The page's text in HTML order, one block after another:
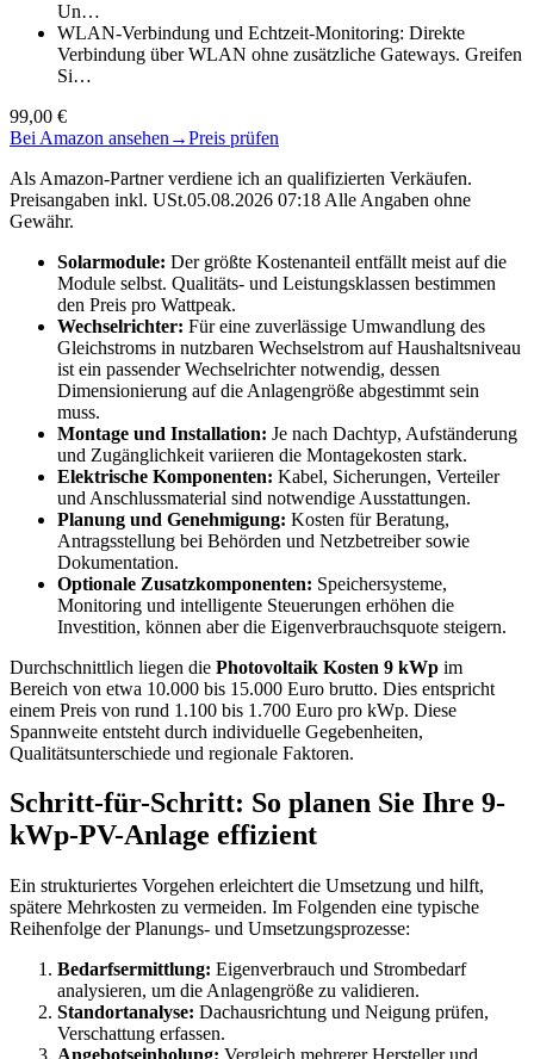
Un…
WLAN-Verbindung und Echtzeit-Monitoring: Direkte
Verbindung über WLAN ohne zusätzliche Gateways. Greifen
Si…
99,00 €
Bei Amazon ansehen →Preis prüfen
Als Amazon-Partner verdiene ich an qualifizierten Verkäufen.
Preisangaben inkl. USt.05.08.2026 07:18 Alle Angaben ohne
Gewähr.
Solarmodule: Der größte Kostenanteil entfällt meist auf die
Module selbst. Qualitäts- und Leistungsklassen bestimmen
den Preis pro Wattpeak.
Wechselrichter: Für eine zuverlässige Umwandlung des
Gleichstroms in nutzbaren Wechselstrom auf Haushaltsniveau
ist ein passender Wechselrichter notwendig, dessen
Dimensionierung auf die Anlagengröße abgestimmt sein
muss.
Montage und Installation: Je nach Dachtyp, Aufständerung
und Zugänglichkeit variieren die Montagekosten stark.
Elektrische Komponenten: Kabel, Sicherungen, Verteiler
und Anschlussmaterial sind notwendige Ausstattungen.
Planung und Genehmigung: Kosten für Beratung,
Antragsstellung bei Behörden und Netzbetreiber sowie
Dokumentation.
Optionale Zusatzkomponenten: Speichersysteme,
Monitoring und intelligente Steuerungen erhöhen die
Investition, können aber die Eigenverbrauchsquote steigern.
Durchschnittlich liegen die Photovoltaik Kosten 9 kWp im
Bereich von etwa 10.000 bis 15.000 Euro brutto. Dies entspricht
einem Preis von rund 1.100 bis 1.700 Euro pro kWp. Diese
Spannweite entsteht durch individuelle Gegebenheiten,
Qualitätsunterschiede und regionale Faktoren.
Schritt-für-Schritt: So planen Sie Ihre 9-
kWp-PV-Anlage effizient
Ein strukturiertes Vorgehen erleichtert die Umsetzung und hilft,
spätere Mehrkosten zu vermeiden. Im Folgenden eine typische
Reihenfolge der Planungs- und Umsetzungsprozesse:
Bedarfsermittlung: Eigenverbrauch und Strombedarf
analysieren, um die Anlagengröße zu validieren.
Standortanalyse: Dachausrichtung und Neigung prüfen,
Verschattung erfassen.